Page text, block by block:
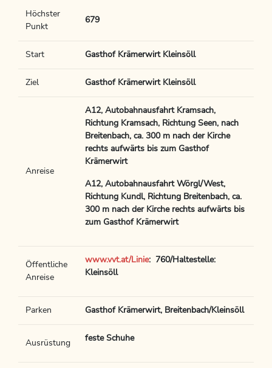
Höchster
Punkt
679
Start Gasthof Krämerwirt Kleinsöll
Ziel Gasthof Krämerwirt Kleinsöll
Anreise
A12, Autobahnausfahrt Kramsach,
Richtung Kramsach, Richtung Seen, nach
Breitenbach, ca. 300 m nach der Kirche
rechts aufwärts bis zum Gasthof
Krämerwirt
A12, Autobahnausfahrt Wörgl/West,
Richtung Kundl, Richtung Breitenbach, ca.
300 m nach der Kirche rechts aufwärts bis
zum Gasthof Krämerwirt
Öffentliche
Anreise
www.vvt.at/Linie: 760/Haltestelle:
Kleinsöll
Parken Gasthof Krämerwirt, Breitenbach/Kleinsöll
Ausrüstung
feste Schuhe